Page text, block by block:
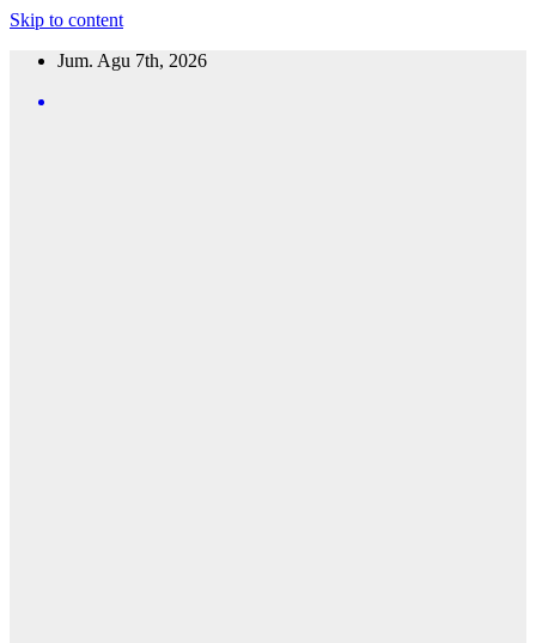
Skip to content
Jum. Agu 7th, 2026